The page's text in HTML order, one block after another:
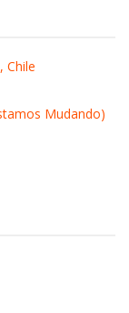
Chile
Mudando)